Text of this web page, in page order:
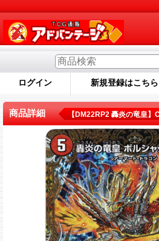
ログイン 新規登録はこちら
商品詳細 【DM22RP2 轟炎の竜皇